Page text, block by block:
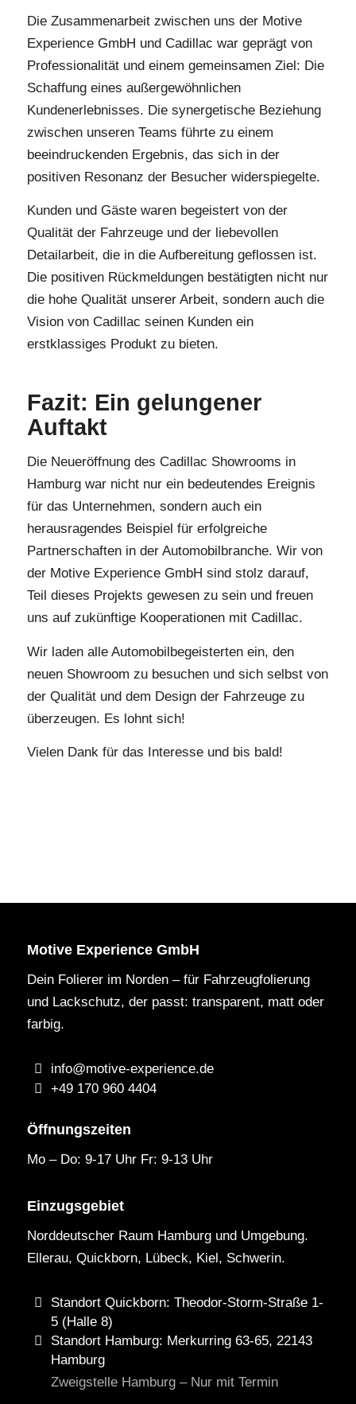
Die Zusammenarbeit zwischen uns der Motive
Experience GmbH und Cadillac war geprägt von
Professionalität und einem gemeinsamen Ziel: Die
Schaffung eines außergewöhnlichen
Kundenerlebnisses. Die synergetische Beziehung
zwischen unseren Teams führte zu einem
beeindruckenden Ergebnis, das sich in der
positiven Resonanz der Besucher widerspiegelte.
Kunden und Gäste waren begeistert von der
Qualität der Fahrzeuge und der liebevollen
Detailarbeit, die in die Aufbereitung geflossen ist.
Die positiven Rückmeldungen bestätigten nicht nur
die hohe Qualität unserer Arbeit, sondern auch die
Vision von Cadillac seinen Kunden ein
erstklassiges Produkt zu bieten.
Fazit: Ein gelungener
Auftakt
Die Neueröffnung des Cadillac Showrooms in
Hamburg war nicht nur ein bedeutendes Ereignis
für das Unternehmen, sondern auch ein
herausragendes Beispiel für erfolgreiche
Partnerschaften in der Automobilbranche. Wir von
der Motive Experience GmbH sind stolz darauf,
Teil dieses Projekts gewesen zu sein und freuen
uns auf zukünftige Kooperationen mit Cadillac.
Wir laden alle Automobilbegeisterten ein, den
neuen Showroom zu besuchen und sich selbst von
der Qualität und dem Design der Fahrzeuge zu
überzeugen. Es lohnt sich!
Vielen Dank für das Interesse und bis bald!
Motive Experience GmbH
Dein Folierer im Norden – für Fahrzeugfolierung
und Lackschutz, der passt: transparent, matt oder
farbig.
info@motive-experience.de
+49 170 960 4404
Öffnungszeiten
Mo – Do: 9-17 Uhr Fr: 9-13 Uhr
Einzugsgebiet
Norddeutscher Raum Hamburg und Umgebung.
Ellerau, Quickborn, Lübeck, Kiel, Schwerin.
Standort Quickborn: Theodor-Storm-Straße 1-
5 (Halle 8)
Standort Hamburg: Merkurring 63-65, 22143
Hamburg
Zweigstelle Hamburg – Nur mit Termin